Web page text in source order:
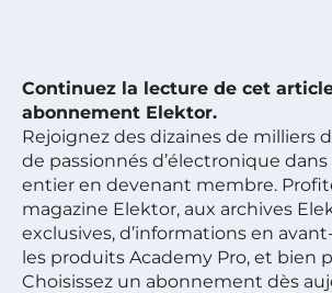
Continuez la lecture de cet
abonnement Elektor.
Rejoignez des dizaines de milliers
de passionnés d’électronique
entier en devenant membre.
magazine Elektor, aux archives
exclusives, d’informations en
les produits Academy Pro, et bien
Choisissez un abonnement dès